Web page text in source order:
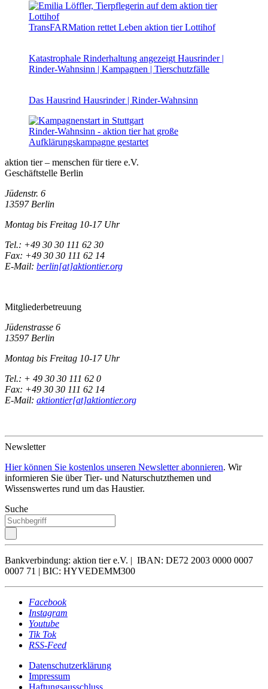
TransFARMation rettet Leben aktion tier Lottihof
Katastrophale Rinderhaltung angezeigt Hausrinder |
Rinder-Wahnsinn | Kampagnen | Tierschutzfälle
Das Hausrind Hausrinder | Rinder-Wahnsinn
Rinder-Wahnsinn - aktion tier hat große
Aufklärungskampagne gestartet
aktion tier – menschen für tiere e.V.
Geschäftstelle Berlin
Jüdenstr. 6
13597 Berlin
Montag bis Freitag 10-17 Uhr
Tel.: +49 30 30 111 62 30
Fax: +49 30 30 111 62 14
E-Mail: berlin[at]aktiontier.org
Mitgliederbetreuung
Jüdenstrasse 6
13597 Berlin
Montag bis Freitag 10-17 Uhr
Tel.: + 49 30 30 111 62 0
Fax: +49 30 30 111 62 14
E-Mail: aktiontier[at]aktiontier.org
Newsletter
Hier können Sie kostenlos unseren Newsletter abonnieren. Wir
informieren Sie über Tier- und Naturschutzthemen und
Wissenswertes rund um das Haustier.
Suche
Bankverbindung: aktion tier e.V. | IBAN: DE72 2003 0000 0007
0007 71 | BIC: HYVEDEMM300
Facebook
Instagram
Youtube
Tik Tok
RSS-Feed
Datenschutzerklärung
Impressum
Haftungsausschluss